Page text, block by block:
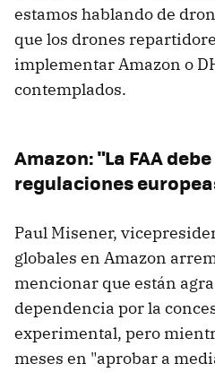
estamos hablando de
que los drones
implementar Amazon o
contemplados.
Amazon: "La FAA
regulaciones
Paul Misener,
globales en Amazon
mencionar que están
dependencia por la
experimental, pero
meses en "aprobar a